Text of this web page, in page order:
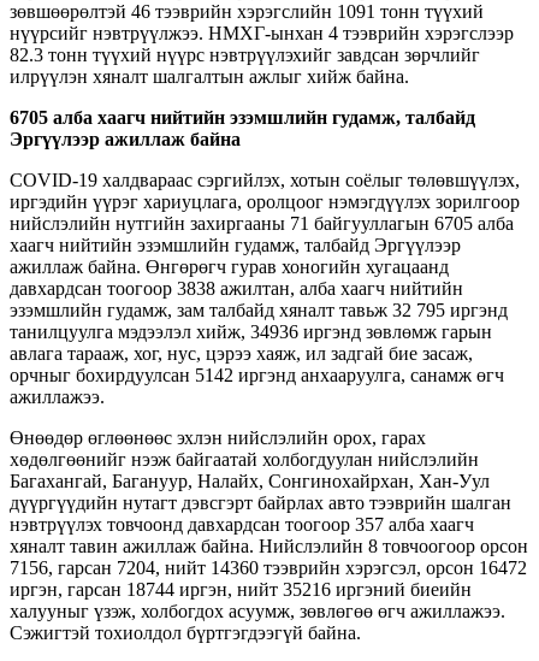
зөвшөөрөлтэй 46 тээврийн хэрэгслийн 1091 тонн түүхий
нүүрсийг нэвтрүүлжээ. НМХГ-ынхан 4 тээврийн хэрэгслээр
82.3 тонн түүхий нүүрс нэвтрүүлэхийг завдсан зөрчлийг
илрүүлэн хяналт шалгалтын ажлыг хийж байна.
6705 алба хаагч нийтийн эзэмшлийн гудамж, талбайд
Эргүүлээр ажиллаж байна
COVID-19 халдвараас сэргийлэх, хотын соёлыг төлөвшүүлэх,
иргэдийн үүрэг хариуцлага, оролцоог нэмэгдүүлэх зорилгоор
нийслэлийн нутгийн захиргааны 71 байгууллагын 6705 алба
хаагч нийтийн эзэмшлийн гудамж, талбайд Эргүүлээр
ажиллаж байна. Өнгөрөгч гурав хоногийн хугацаанд
давхардсан тоогоор 3838 ажилтан, алба хаагч нийтийн
эзэмшлийн гудамж, зам талбайд хяналт тавьж 32 795 иргэнд
танилцуулга мэдээлэл хийж, 34936 иргэнд зөвлөмж гарын
авлага тарааж, хог, нус, цэрээ хаяж, ил задгай бие засаж,
орчныг бохирдуулсан 5142 иргэнд анхааруулга, санамж өгч
ажиллажээ.
Өнөөдөр өглөөнөөс эхлэн нийслэлийн орох, гарах
хөдөлгөөнийг нээж байгаатай холбогдуулан нийслэлийн
Багахангай, Багануур, Налайх, Сонгинохайрхан, Хан-Уул
дүүргүүдийн нутагт дэвсгэрт байрлах авто тээврийн шалган
нэвтрүүлэх товчоонд давхардсан тоогоор 357 алба хаагч
хяналт тавин ажиллаж байна. Нийслэлийн 8 товчоогоор орсон
7156, гарсан 7204, нийт 14360 тээврийн хэрэгсэл, орсон 16472
иргэн, гарсан 18744 иргэн, нийт 35216 иргэний биеийн
халууныг үзэж, холбогдох асуумж, зөвлөгөө өгч ажиллажээ.
Сэжигтэй тохиолдол бүртгэгдээгүй байна.